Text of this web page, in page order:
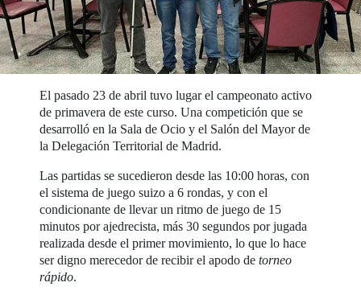
El pasado 23 de abril tuvo lugar el campeonato activo
de primavera de este curso. Una competición que se
desarrolló en la Sala de Ocio y el Salón del Mayor de
la Delegación Territorial de Madrid.
Las partidas se sucedieron desde las 10:00 horas, con
el sistema de juego suizo a 6 rondas, y con el
condicionante de llevar un ritmo de juego de 15
minutos por ajedrecista, más 30 segundos por jugada
realizada desde el primer movimiento, lo que lo hace
ser digno merecedor de recibir el apodo detorneo
rápido.